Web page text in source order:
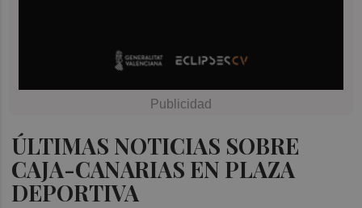
ÚLTIMAS NOTICIAS SOBRE
CAJA-CANARIAS EN PLAZA
DEPORTIVA